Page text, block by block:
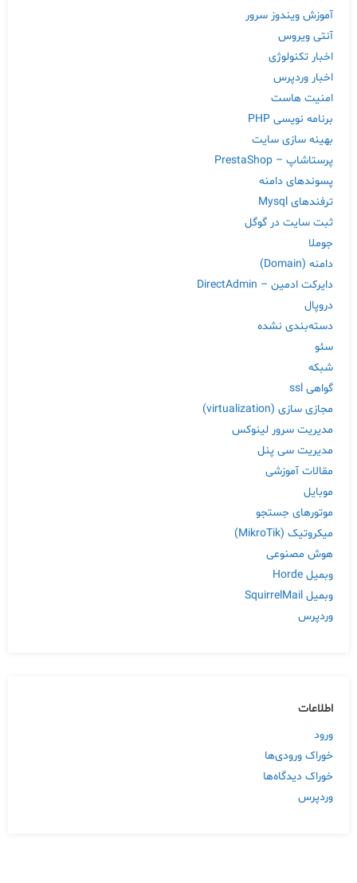
آموزش ویندوز سرور
آنتی ویروس
اخبار تکنولوژی
اخبار وردپرس
امنیت هاست
برنامه نویسی PHP
بهینه سازی سایت
پرستاشاپ – PrestaShop
پسوندهای دامنه
ترفندهای Mysql
ثبت سایت در گوگل
جوملا
دامنه (Domain)
دایرکت ادمین – DirectAdmin
دروپال
دسته‌بندی نشده
سئو
شبکه
گواهی ssl
مجازی سازی (virtualization)
مدیریت سرور لینوکس
مدیریت سی پنل
مقالات آموزشی
موبایل
موتورهای جستجو
میکروتیک (MikroTik)
هوش مصنوعی
وبمیل Horde
وبمیل SquirrelMail
وردپرس
اطلاعات
ورود
خوراک ورودی‌ها
خوراک دیدگاه‌ها
وردپرس